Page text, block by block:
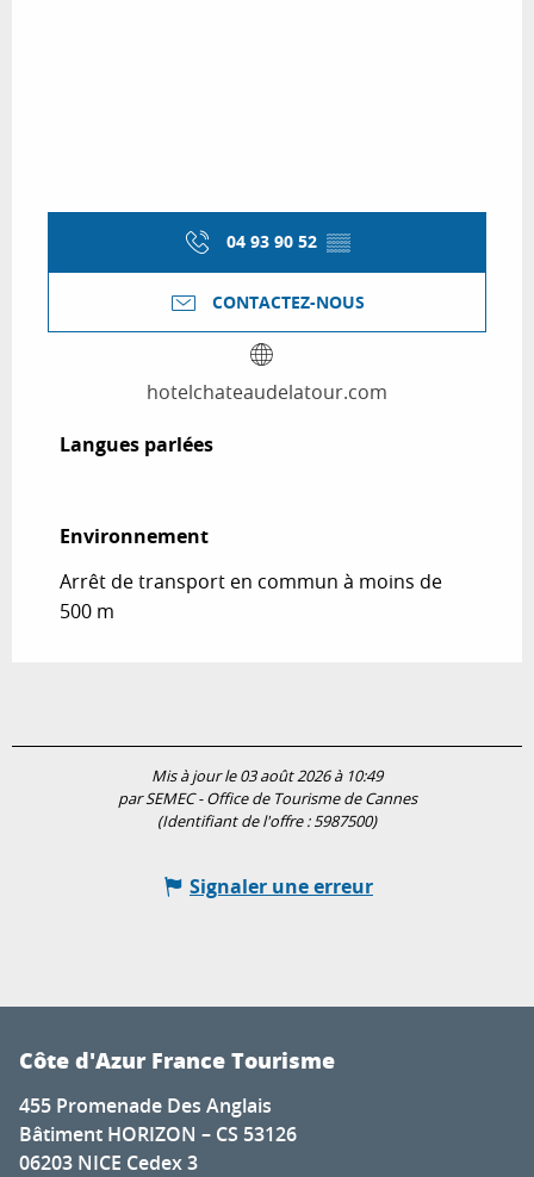
04 93 90 52 ▒▒
CONTACTEZ-NOUS
hotelchateaudelatour.com
Langues parlées
Langues parlées
Environnement
Environnement
Arrêt de transport en commun à moins de
500 m
Mis à jour le 03 août 2026 à 10:49
par SEMEC - Office de Tourisme de Cannes
(Identifiant de l'offre :5987500)
Signaler une erreur
Côte d'Azur France Tourisme
455 Promenade Des Anglais
Bâtiment HORIZON – CS 53126
06203 NICE Cedex 3